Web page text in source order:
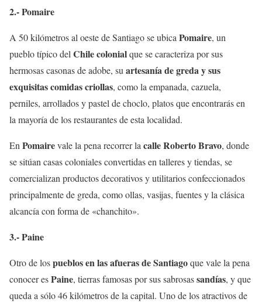
2.- Pomaire
A 50 kilómetros al oeste de Santiago se ubica Pomaire, un
pueblo típico del Chile colonialque se caracteriza por sus
hermosas casonas de adobe, su artesanía de greda y sus
exquisitas comidas criollas, como la empanada, cazuela,
perniles, arrollados y pastel de choclo, platos que encontrarás en
la mayoría de los restaurantes de esta localidad.
En Pomairevale la pena recorrer la calle Roberto Bravo, donde
se sitúan casas coloniales convertidas en talleres y tiendas, se
comercializan productos decorativos y utilitarios confeccionados
principalmente de greda, como ollas, vasijas, fuentes y la clásica
alcancía con forma de «chanchito».
3.- Paine
Otro de lospueblos en las afueras de Santiagoque vale la pena
conocer esPaine, tierras famosas por sus sabrosassandías, y que
queda a sólo 46 kilómetros de la capital. Uno de los atractivos de